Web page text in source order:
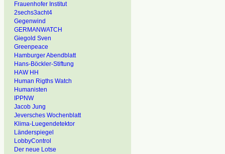
Frauenhofer Institut
2sechs3acht4
Gegenwind
GERMANWATCH
Giegold Sven
Greenpeace
Hamburger Abendblatt
Hans-Böckler-Stiftung
HAW HH
Human Rigths Watch
Humanisten
IPPNW
Jacob Jung
Jeversches Wochenblatt
Klima-Luegendetektor
Länderspiegel
LobbyControl
Der neue Lotse